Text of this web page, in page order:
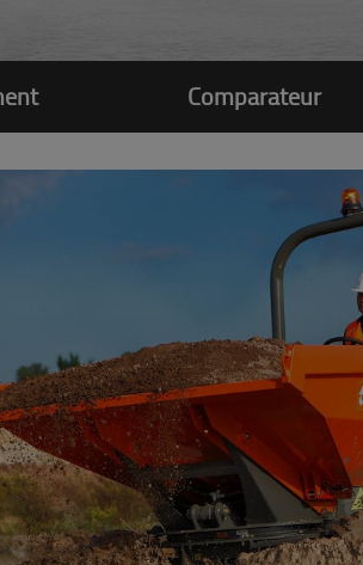
Comparateur